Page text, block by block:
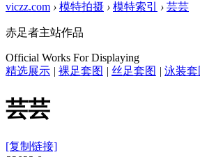
viczz.com › 模特拍摄 › 模特索引 › 芸芸
赤足者主站作品
Official Works For Displaying
精选展示 | 裸足套图 | 丝足套图 | 泳装套
芸芸
[复制链接]